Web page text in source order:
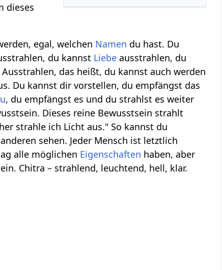
dieses
egal, welchen Namen du hast. Du
du kannst Liebe ausstrahlen, du
das heißt, du kannst auch werden
Du kannst dir vorstellen, du empfängst das
, du empfängst es und du strahlst es weiter
Dieses reine Bewusstsein strahlt
strahle ich Licht aus." So kannst du
sehen. Jeder Mensch ist letztlich
alle möglichen Eigenschaften haben, aber
Chitra – strahlend, leuchtend, hell, klar.